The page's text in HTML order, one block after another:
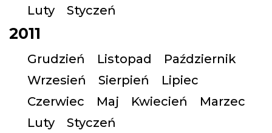
Luty
Styczeń
2011
Grudzień Listopad
Październik
Wrzesień
Sierpień
Lipiec
Czerwiec
Maj Kwiecień
Marzec
Luty
Styczeń